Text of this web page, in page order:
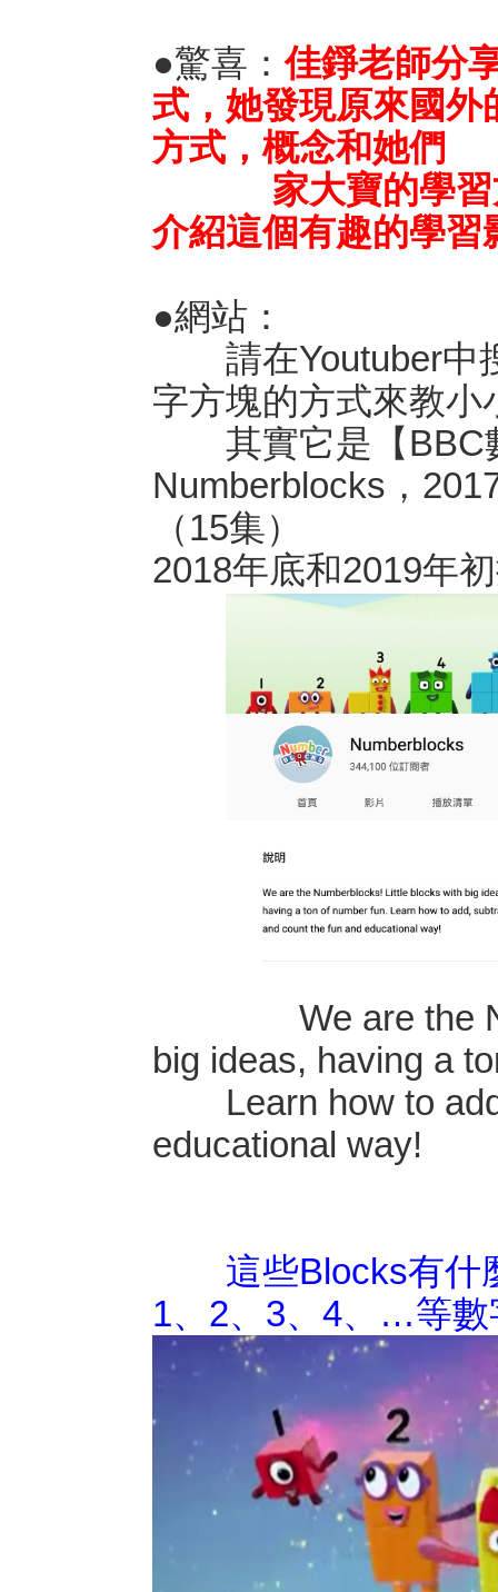
●驚喜：佳錚老師分
式，她發現原來國
方式，概念和她們
家大寶的學習方
介紹這個有趣的學習
●網站：
請在Youtuber中
字方塊的方式來教小
其實它是【BBC
Numberblocks，
（15集）
2018年底和2019年
We are the
big ideas, having a
Learn how to add,
educational way!
這些Blocks有什
1、2、3、4、…等